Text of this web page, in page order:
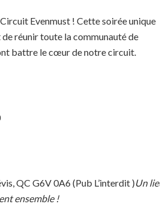
Evenmust ! Cette soirée unique
réunir toute la communauté de
battre le cœur de notre circuit.
QC G6V 0A6 (Pub L’interdit )Un
ensemble !